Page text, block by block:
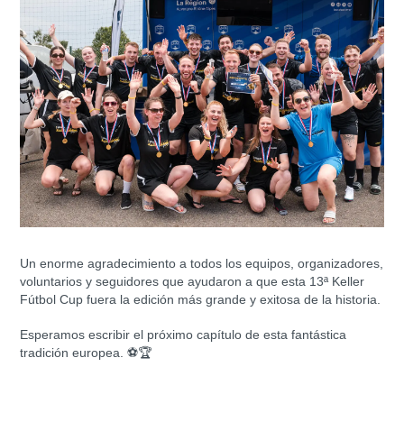
Un enorme agradecimiento a todos los equipos, organizadores,
voluntarios y seguidores que ayudaron a que esta 13ª Keller
Fútbol Cup fuera la edición más grande y exitosa de la historia.
Esperamos escribir el próximo capítulo de esta fantástica
tradición europea.⚽🏆